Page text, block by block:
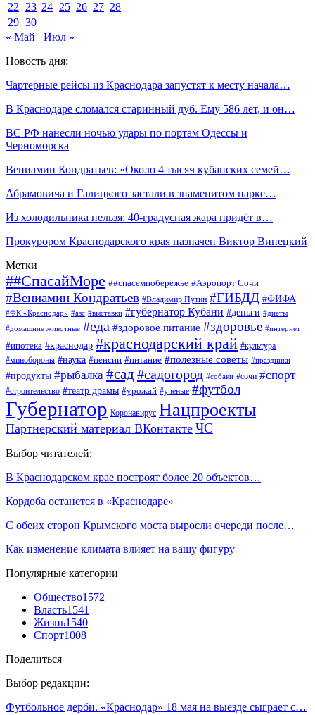
22
23 24 25 26 27 28
29 30
« Май
Июл »
Новость дня:
Чартерные рейсы из Краснодара запустят к месту начала…
В Краснодаре сломался старинный дуб. Ему 586 лет, и он…
ВС РФ нанесли ночью удары по портам Одессы и
Черноморска
Вениамин Кондратьев: «Около 4 тысяч кубанских семей…
Абрамовича и Галицкого застали в знаменитом парке…
Из холодильника нельзя: 40-градусная жара придёт в…
Прокурором Краснодарского края назначен Виктор Винецкий
Метки
##СпасайМоре ##спасемпобережье #Аэропорт Сочи
#Вениамин Кондратьев #Владимир Путин #ГИБДД #ФИФА
#ФК «Краснодар» #азс #выставки #губернатор Кубани #деньги #диеты
#домашние животные #еда #здоровое питание #здоровье #интернет
#ипотека #краснодар #краснодарский край #культура
#минобороны #наука #пенсии #питание #полезные советы #праздники
#продукты #рыбалка #сад #садогород #собаки #сочи #спорт
#строительство #театр драмы #урожай #ученые #футбол
Губернатор Коронавирус Нацпроекты
Партнерский материал ВКонтакте ЧС
Выбор читателей:
В Краснодарском крае построят более 20 объектов…
Кордоба останется в «Краснодаре»
С обеих сторон Крымского моста выросли очереди после…
Как изменение климата влияет на вашу фигуру
Популярные категории
Общество1572
Власть1541
Жизнь1540
Спорт1008
Поделиться
Выбор редакции:
Футбольное дерби. «Краснодар» 18 мая на выезде сыграет с…